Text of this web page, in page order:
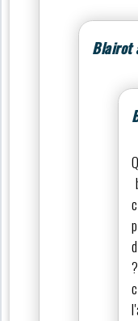
Blairot